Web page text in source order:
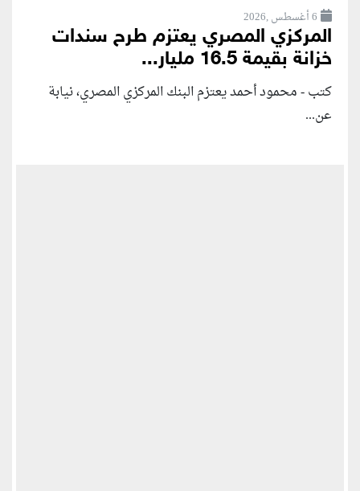
6 أغسطس ,2026
المركزي المصري يعتزم طرح سندات
خزانة بقيمة 16.5 مليار...
كتب - محمود أحمد يعتزم البنك المركزي المصري، نيابة
عن...